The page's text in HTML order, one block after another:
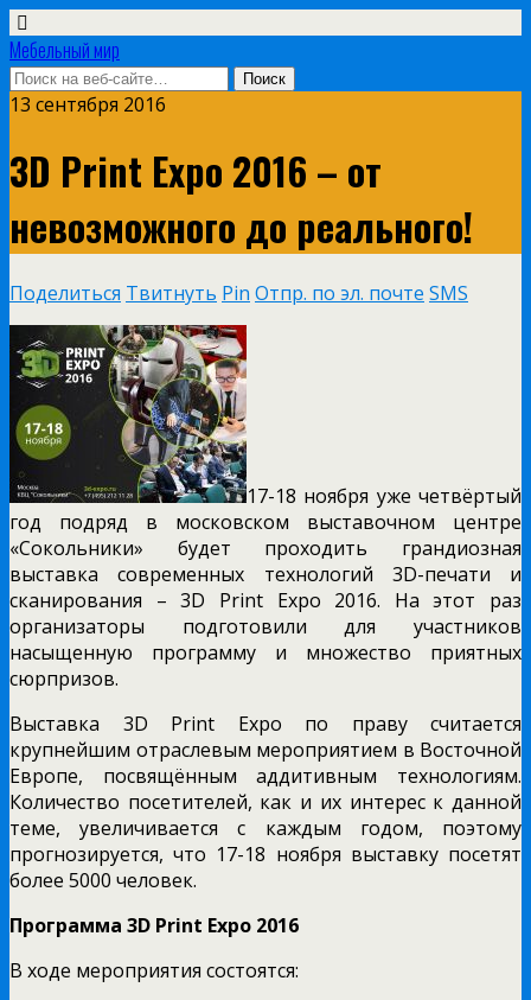
Мебельный мир
13 сентября 2016
3D Print Expo 2016 – от
невозможного до реального!
Поделиться Твитнуть Pin Отпр. по эл. почте SMS
17-18 ноября уже четвёртый
год подряд в московском выставочном центре
«Сокольники» будет проходить грандиозная
выставка современных технологий 3D-печати и
сканирования – 3D Print Expo 2016. На этот раз
организаторы подготовили для участников
насыщенную программу и множество приятных
сюрпризов.
Выставка 3D Print Expo по праву считается
крупнейшим отраслевым мероприятием в Восточной
Европе, посвящённым аддитивным технологиям.
Количество посетителей, как и их интерес к данной
теме, увеличивается с каждым годом, поэтому
прогнозируется, что 17-18 ноября выставку посетят
более 5000 человек.
Программа 3D Print Expo 2016
В ходе мероприятия состоятся: